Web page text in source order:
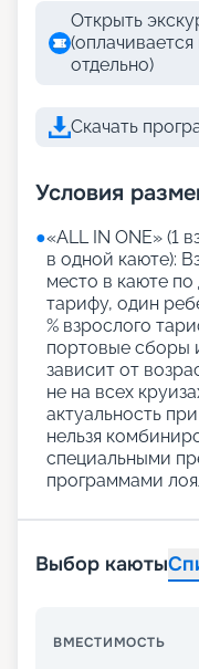
Открыть
отдельно)
Скачать
Условия
●«АLL IN ONE» (1
в одной каюте):
место в каюте
тарифу, один
% взрослого
портовые сборы
зависит от
не на всех
актуальность
нельзя
специальными
программами
Выбор каюты
ВМЕСТИМОСТЬ